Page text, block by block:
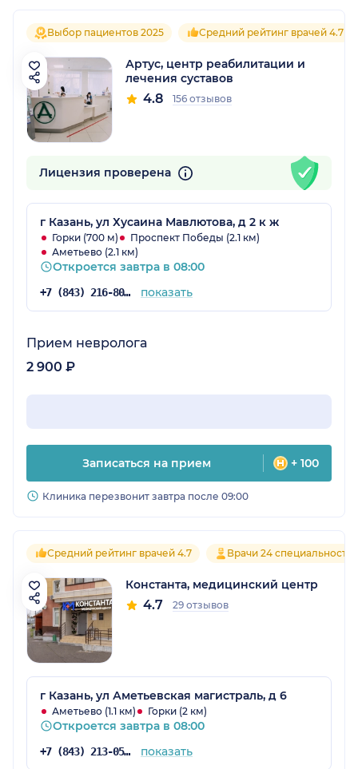
Выбор пациентов 2025 Средний рейтинг врачей 4.7
Артус, центр реабилитации и
лечения суставов
4.8 156 отзывов
Лицензия проверена
г Казань, ул Хусаина Мавлютова, д 2 к ж
Горки (700 м)
Проспект Победы (2.1 км)
Аметьево (2.1 км)
Откроется завтра в 08:00
+7 (843) 216-80-37 показать
Прием невролога
2 900 ₽
Записаться на прием + 100
Клиника перезвонит завтра после 09:00
Средний рейтинг врачей 4.7 Врачи 24
Константа, медицинский центр
4.7 29 отзывов
г Казань, ул Аметьевская магистраль, д 6
Аметьево (1.1 км) Горки (2 км)
Откроется завтра в 08:00
+7 (843) 213-05-67 показать